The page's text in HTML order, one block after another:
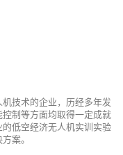
技术的企业，历经多年发
制等方面均取得一定成就
低空经济无人机实训实验
案。